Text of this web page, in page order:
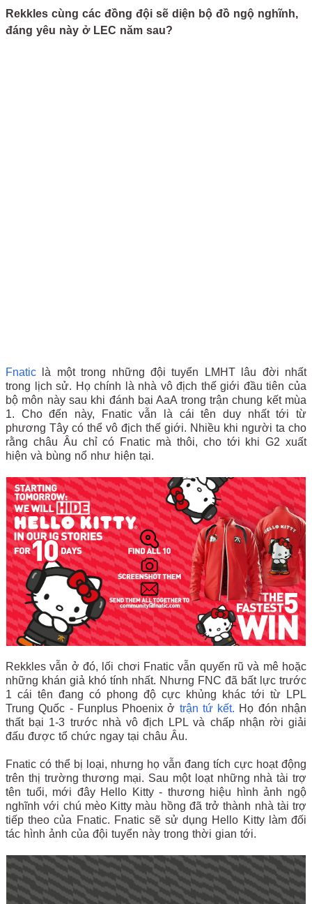
Rekkles cùng các đồng đội sẽ diện bộ đồ ngộ nghĩnh,
đáng yêu này ở LEC năm sau?
Fnatic là một trong những đội tuyển LMHT lâu đời nhất
trong lịch sử. Họ chính là nhà vô địch thế giới đầu tiên của
bộ môn này sau khi đánh bại AaA trong trận chung kết mùa
1. Cho đến này, Fnatic vẫn là cái tên duy nhất tới từ
phương Tây có thể vô địch thế giới. Nhiều khi người ta cho
rằng châu Âu chỉ có Fnatic mà thôi, cho tới khi G2 xuất
hiện và bùng nổ như hiện tại.
Rekkles vẫn ở đó, lối chơi Fnatic vẫn quyến rũ và mê hoặc
những khán giả khó tính nhất. Nhưng FNC đã bất lực trước
1 cái tên đang có phong độ cực khủng khác tới từ LPL
Trung Quốc - Funplus Phoenix ở trận tứ kết. Họ đón nhận
thất bại 1-3 trước nhà vô địch LPL và chấp nhận rời giải
đấu được tổ chức ngay tại châu Âu.
Fnatic có thể bị loại, nhưng họ vẫn đang tích cực hoạt động
trên thị trường thương mại. Sau một loạt những nhà tài trợ
tên tuổi, mới đây Hello Kitty - thương hiệu hình ảnh ngộ
nghĩnh với chú mèo Kitty màu hồng đã trở thành nhà tài trợ
tiếp theo của Fnatic. Fnatic sẽ sử dụng Hello Kitty làm đối
tác hình ảnh của đội tuyển này trong thời gian tới.